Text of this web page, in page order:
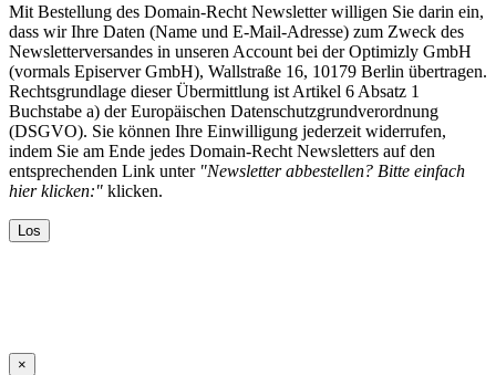
Mit Bestellung des Domain-Recht Newsletter willigen Sie darin ein,
dass wir Ihre Daten (Name und E-Mail-Adresse) zum Zweck des
Newsletterversandes in unseren Account bei der Optimizly GmbH
(vormals Episerver GmbH), Wallstraße 16, 10179 Berlin übertragen.
Rechtsgrundlage dieser Übermittlung ist Artikel 6 Absatz 1
Buchstabe a) der Europäischen Datenschutzgrundverordnung
(DSGVO). Sie können Ihre Einwilligung jederzeit widerrufen,
indem Sie am Ende jedes Domain-Recht Newsletters auf den
entsprechenden Link unter "Newsletter abbestellen? Bitte einfach
hier klicken:" klicken.
×